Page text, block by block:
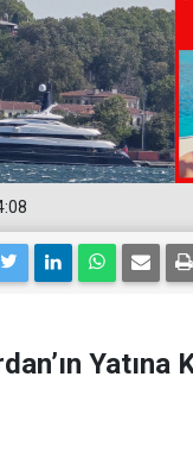
Yatına